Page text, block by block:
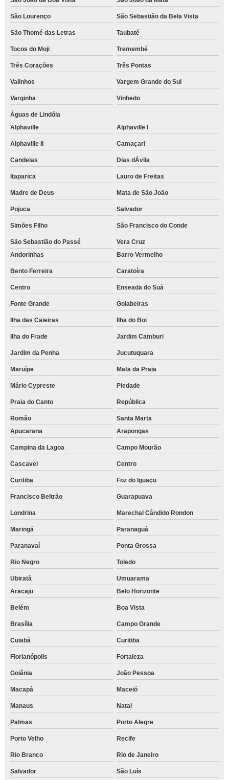
São Lourenço São Sebastião da Bela Vista
São Thomé das Letras Taubaté
Tocos do Moji Tremembé
Três Corações Três Pontas
Valinhos Vargem Grande do Sul
Varginha Vinhedo
Águas de Lindóia
Alphaville
Alphaville I
Alphaville II Camaçari
Candeias Dias dÁvila
Itaparica Lauro de Freitas
Madre de Deus Mata de São João
Pojuca Salvador
Simões Filho São Francisco do Conde
São Sebastião do Passé
Vera Cruz
Andorinhas
Barro Vermelho
Bento Ferreira Caratoíra
Centro Enseada do Suá
Fonte Grande Goiabeiras
Ilha das Caieiras Ilha do Boi
Ilha do Frade Jardim Camburi
Jardim da Penha Jucutuquara
Maruípe Mata da Praia
Mário Cypreste Piedade
Praia do Canto República
Romão
Santa Marta
Apucarana
Arapongas
Campina da Lagoa Campo Mourão
Cascavel Centro
Curitiba Foz do Iguaçu
Francisco Beltrão Guarapuava
Londrina Marechal Cândido Rondon
Maringá Paranaguá
Paranavaí Ponta Grossa
Rio Negro Toledo
Ubiratã
Umuarama
Aracaju
Belo Horizonte
Belém Boa Vista
Brasília Campo Grande
Cuiabá Curitiba
Florianópolis Fortaleza
Goiânia João Pessoa
Macapá Maceió
Manaus Natal
Palmas Porto Alegre
Porto Velho Recife
Rio Branco Rio de Janeiro
Salvador São Luís